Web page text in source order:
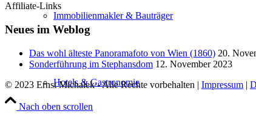
Immobilienmakler & Bauträger
Hotels & Gastronomie
Affiliate-Links
Neues im Weblog
Das wohl älteste Panoramafoto von Wien (1860) 20.
Sonderführung im Stephansdom 12. November 2023
© 2023 Ernst Michalek - Alle Rechte vorbehalten | Impressum |
Nach oben scrollen